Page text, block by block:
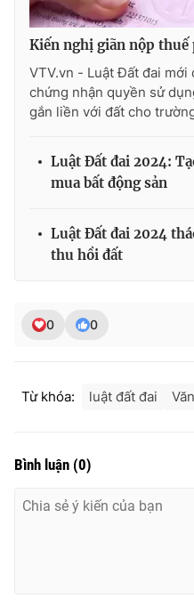
Kiến nghị giãn nộp thuế
VTV.vn - Luật Đất đai mới
chứng nhận quyền sử
gắn liền với đất cho
Luật Đất đai 2024:
mua bất động sản
Luật Đất đai 2024
thu hồi đất
0 0
Từ khóa: luật đất đai
Bình luận (0)